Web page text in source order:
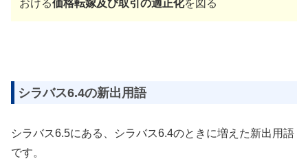
おける価格転嫁及び取引の適正化を図る
シラバス6.4の新出用語
シラバス6.5にある、シラバス6.4のときに増えた新出用語
です。